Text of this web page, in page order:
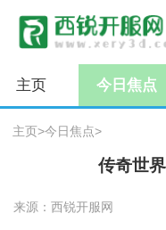
主页 今日焦点
主页>今日焦点>
传奇世
来源：西锐开服网